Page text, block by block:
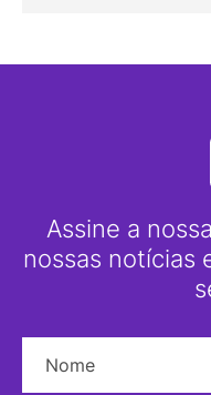
Assine a
nossas notícias